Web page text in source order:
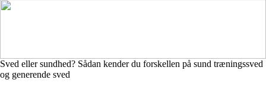
Sved eller sundhed? Sådan kender du forskellen på sund træningssved
og generende sved